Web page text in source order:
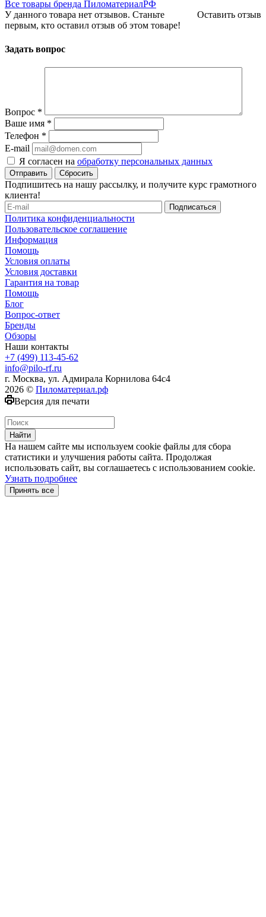
Все товары бренда ПиломатериалРФ
Оставить отзыв
У данного товара нет отзывов. Станьте
первым, кто оставил отзыв об этом товаре!
Задать вопрос
Вопрос *
Ваше имя *
Телефон *
E-mail
Я согласен на обработку персональных данных
Сбросить
Подпишитесь на нашу рассылку, и получите курс грамотного
клиента!
Политика конфиденциальности
Пользовательское соглашение
Информация
Помощь
Условия оплаты
Условия доставки
Гарантия на товар
Помощь
Блог
Вопрос-ответ
Бренды
Обзоры
Наши контакты
+7 (499) 113-45-62
info@pilo-rf.ru
г. Москва, ул. Адмирала Корнилова 64с4
2026 © Пиломатериал.рф
Версия для печати
Найти
На нашем сайте мы используем cookie файлы для сбора
статистики и улучшения работы сайта. Продолжая
использовать сайт, вы соглашаетесь с использованием cookie.
Узнать подробнее
Принять все